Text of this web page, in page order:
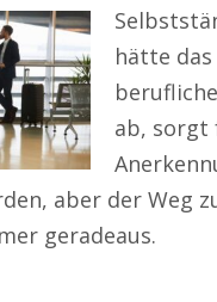
hätte
ab, sorgt
aber der Weg
geradeaus.